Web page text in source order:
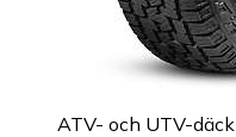
ATV- och UTV-däck